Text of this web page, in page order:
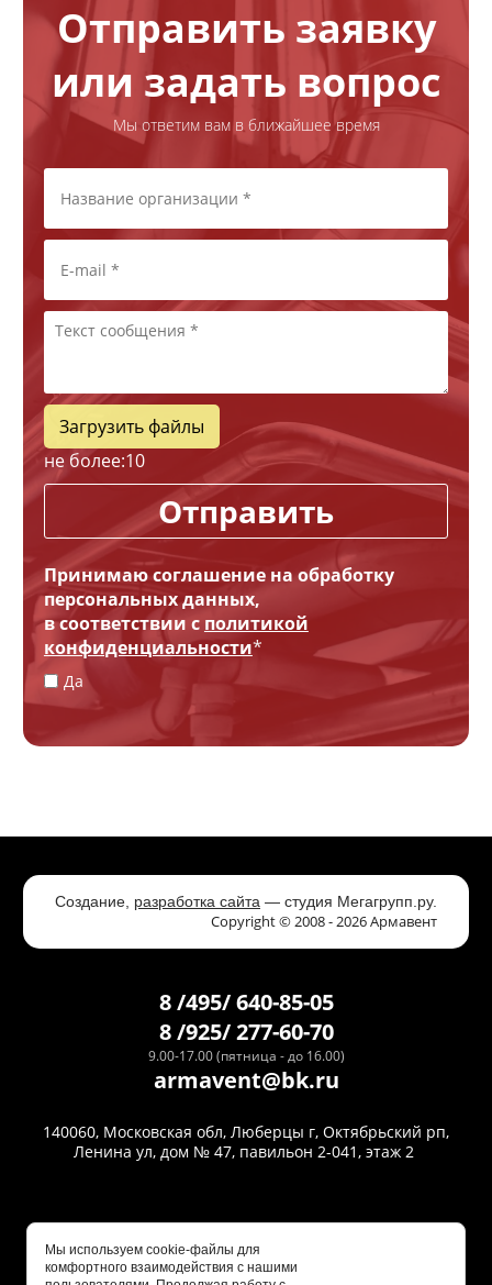
Отправить заявку
или задать вопрос
Мы ответим вам в ближайшее время
Загрузить файлы
не более:10
Отправить
Принимаю соглашение на обработку
персональных данных,
в соответствии с политикой
конфиденциальности*
Да
Создание, разработка сайта — студия Мегагрупп.ру.
Copyright © 2008 - 2026 Армавент
8 /495/ 640-85-05
8 /925/ 277-60-70
9.00-17.00 (пятница - до 16.00)
armavent@bk.ru
140060, Московская обл, Люберцы г, Октябрьский рп,
Ленина ул, дом № 47, павильон 2-041, этаж 2
Мы используем cookie-файлы для
комфортного взаимодействия с нашими